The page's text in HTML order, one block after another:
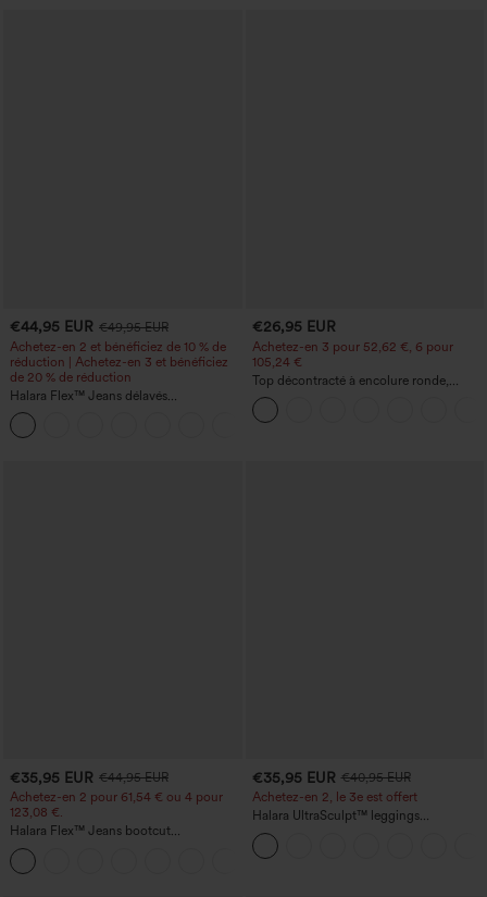
€44,95 EUR €49,95 EUR
Achetez-en 2 et bénéficiez de 10 % de
réduction | Achetez-en 3 et bénéficiez
de 20 % de réduction
Halara Flex™ Jeans délavés
décontractés, coupe baggy à jambe
large, taille basse asymétrique, poches
zippées
€26,95 EUR
Achetez-en 3 pour 52,62 €, 6 pour
105,24 €
Top décontracté à encolure ronde,
manches chauve-souris et coupe ample
€35,95 EUR €44,95 EUR
Achetez-en 2 pour 61,54 € ou 4 pour
123,08 €.
Halara Flex™ Jeans bootcut
décontractés taille haute, effet délavé,
avec poches
€35,95 EUR €40,95 EUR
Achetez-en 2, le 3e est offert
Halara UltraSculpt™ leggings
d'entraînement taille haute — fronces
liftantes pour le fessier, maintien gainant
du ventre et poche